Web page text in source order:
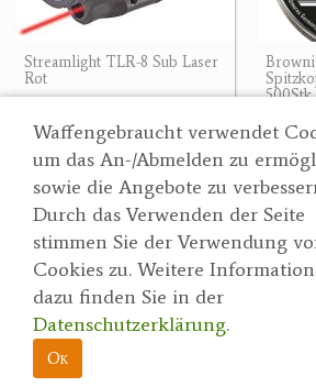
Waffengebraucht verwendet
um das An-/Abmelden zu
sowie die Angebote zu
Durch das Verwenden der Seite
stimmen Sie der Verwendung
Cookies zu. Weitere
dazu finden Sie in der
Datenschutzerklärung.
Ok
Streamlight TLR-8 Sub Laser
Rot
334.40 €
500Stk
Suche
Partner
AGBs
Datenschutzerklärung
Impressum
Jagd &
Dr.